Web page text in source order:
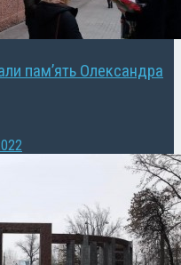
пам’ять Олександра